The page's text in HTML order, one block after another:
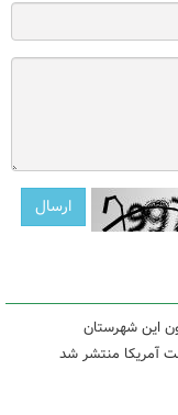
این شهرستان
آمریکا منتشر شد